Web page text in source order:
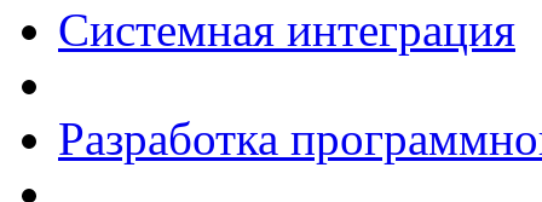
Системная интеграция
Разработка